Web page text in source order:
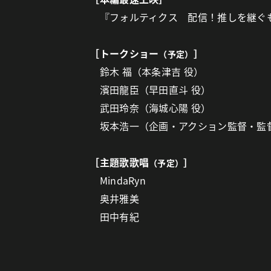
『フォルティクス 配信！推しを継ぐ
［トークショー （予定） ］
鈴木 福（本条津吉 役）
濱田龍臣（早田直斗 役）
武田玲奈（海城心陽 役）
坂本浩一（企画・アクション監督・監
［主題歌歌唱 （予定）］
MindaRyn
奥井雅美
田中有紀